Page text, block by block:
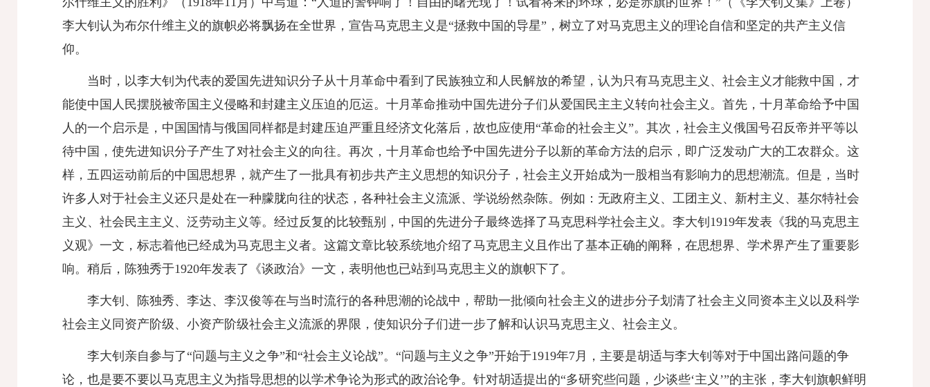
李大钊认为布尔什维主义的旗帜必将飘扬在全世界，宣告马克思主义是“拯救中国的导星”，树立了对马克思主义的理论自信和坚定的共产主义信
仰。
当时，以李大钊为代表的爱国先进知识分子从十月革命中看到了民族独立和人民解放的希望，认为只有马克思主义、社会主义才能救中国，才
能使中国人民摆脱被帝国主义侵略和封建主义压迫的厄运。十月革命推动中国先进分子们从爱国民主主义转向社会主义。首先，十月革命给予中国
人的一个启示是，中国国情与俄国同样都是封建压迫严重且经济文化落后，故也应使用“革命的社会主义”。其次，社会主义俄国号召反帝并平等以
待中国，使先进知识分子产生了对社会主义的向往。再次，十月革命也给予中国先进分子以新的革命方法的启示，即广泛发动广大的工农群众。这
样，五四运动前后的中国思想界，就产生了一批具有初步共产主义思想的知识分子，社会主义开始成为一股相当有影响力的思想潮流。但是，当时
许多人对于社会主义还只是处在一种朦胧向往的状态，各种社会主义流派、学说纷然杂陈。例如：无政府主义、工团主义、新村主义、基尔特社会
主义、社会民主主义、泛劳动主义等。经过反复的比较甄别，中国的先进分子最终选择了马克思科学社会主义。李大钊1919年发表《我的马克思主
义观》一文，标志着他已经成为马克思主义者。这篇文章比较系统地介绍了马克思主义且作出了基本正确的阐释，在思想界、学术界产生了重要影
响。稍后，陈独秀于1920年发表了《谈政治》一文，表明他也已站到马克思主义的旗帜下了。
李大钊、陈独秀、李达、李汉俊等在与当时流行的各种思潮的论战中，帮助一批倾向社会主义的进步分子划清了社会主义同资本主义以及科学
社会主义同资产阶级、小资产阶级社会主义流派的界限，使知识分子们进一步了解和认识马克思主义、社会主义。
李大钊亲自参与了“问题与主义之争”和“社会主义论战”。“问题与主义之争”开始于1919年7月，主要是胡适与李大钊等对于中国出路问题的争
论，也是要不要以马克思主义为指导思想的以学术争论为形式的政治论争。针对胡适提出的“多研究些问题，少谈些‘主义’”的主张，李大钊旗帜鲜明